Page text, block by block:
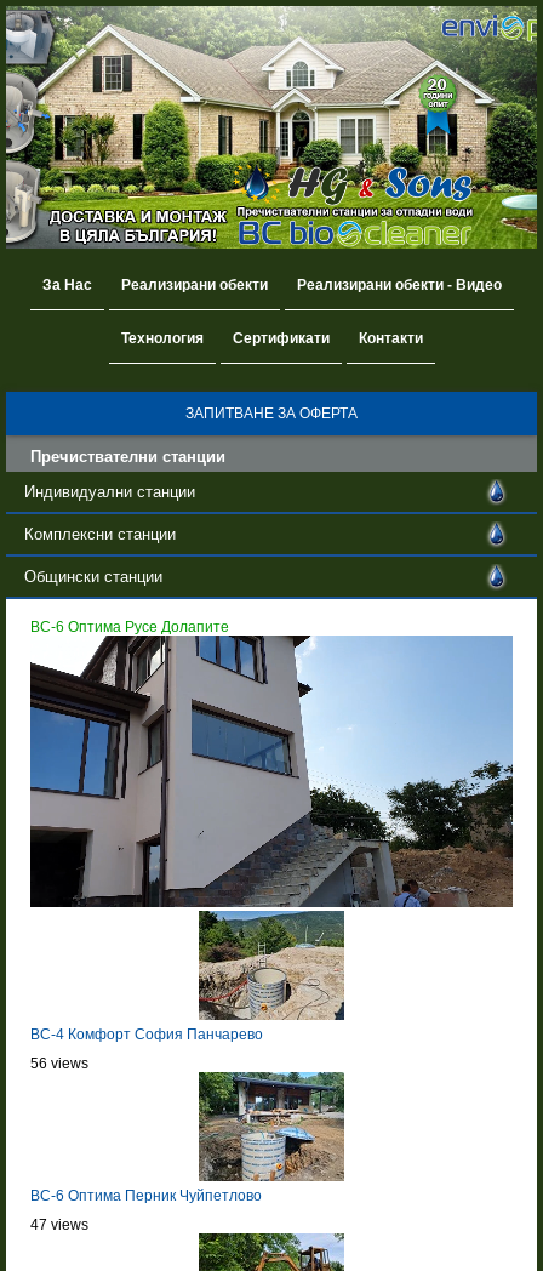
За Нас Реализирани обекти Реализирани обекти - Видео
Технология Сертификати Контакти
ЗАПИТВАНЕ ЗА ОФЕРТА
Пречиствателни станции
Индивидуални станции
Комплексни станции
Общински станции
BC-6 Оптима Русе Долапите
BC-4 Комфорт София Панчарево
56 views
BC-6 Оптима Перник Чуйпетлово
47 views